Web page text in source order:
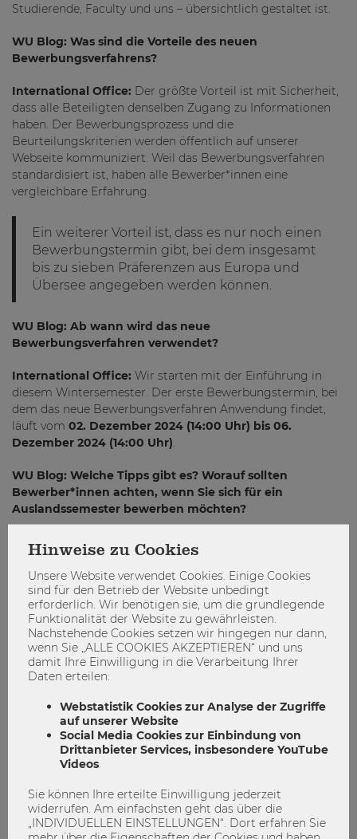
Studierende, Faculty und uns – übersichtlich gestaltet ist.
WU Blog: Was sind die Vorteile des neuen
Bewerbungsverfahrens?
International Office: Der größte Vorteil ist mit Sicherheit,
dass alle Beteiligten denselben Zugang zu Informationen
haben. Der Bewerbungsprozess und die
Beurteilungskriterien werden öffentlich auf unserer
Webseite kommuniziert. Weil das Bewerbungsverfahren
standardisiert ist, haben alle Bewerber*innen eine
vergleichbare Erfahrung.
Ein weiterer Vorteil ist, dass es nur noch einen
Bewerbungstermin gibt, bei dem insgesamt
bis zu sieben Präferenzen aus Europa und
Übersee angegeben werden können.
WU Blog: Ab wann wird das neue
Bewerbungsverfahren verwendet?
International Office: Wir starten mit der Einführung in
diesem Wintersemester. Der erste Bewerbungstermin, bei
dem das neue Bewerbungsverfahren Anwendung findet,
läuft vom 02. Dezember 2024 (14:00 Uhr) bis 06.
Dezember 2024 (14:00 Uhr).
WU Blog: Welche Tipps gibt es? Worauf sollten
Bewerber*innen achten, wenn Sie sich für ein
Auslandssemester bewerben möchten?
International Office:
Es ist empfehlenswert, möglichst
viele Präferenzen auszuwählen. Bewerben sollte man sich
jedoch nur, wenn man wirklich sicher ist, ein
Auslandssemester absolvieren zu wollen. Ein weiterer
wichtiger Tipp ist, authentisch und selbstreflektiert
aufzutreten. Bewerber*innen sollten klar darlegen, welchen
persönlichen Mehrwert die Auslandserfahrung für sie hat.
Hier erfährst du mehr!
Um sich optimal vorzubereiten, empfiehlt es sich,eine
Beratung im International Office
und die
Website zum Auslandssemesteraufmerksam zu
lesen. Zudem bietet unserGo Global-Event am 23.
Oktober 2024 (10:00 bis 15:00 Uhr)
Gelegenheit, sich über internationale Erfahrungen zu
informieren.
Hinweise zu Cookies
Unsere Website verwendet Cookies. Einige Cookies
sind für den Betrieb der Website unbedingt
erforderlich. Wir benötigen sie, um die grundlegende
Funktionalität der Website zu gewährleisten.
Nachstehende Cookies setzen wir hingegen nur dann,
wenn Sie „ALLE COOKIES AKZEPTIEREN“ und uns
damit Ihre Einwilligung in die Verarbeitung Ihrer
Daten erteilen:
Webstatistik Cookies zur Analyse der Zugriffe
auf unserer Website
Social Media Cookies zur Einbindung von
Drittanbieter Services, insbesondere YouTube
Videos
Sie können Ihre erteilte Einwilligung jederzeit
widerrufen. Am einfachsten geht das über die
„INDIVIDUELLEN EINSTELLUNGEN“. Dort erfahren Sie